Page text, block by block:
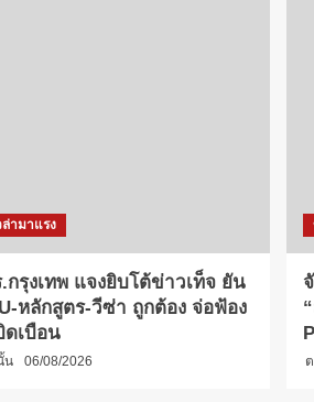
ามาแรง
กรุงเทพ แจงยิบโต้ข่าวเท็จ ยัน
หลักสูตร-วีซ่า ถูกต้อง จ่อฟ้อง
เบือน
น 06/08/2026